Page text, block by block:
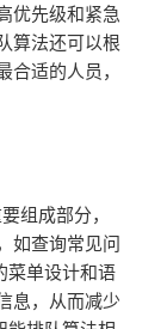
优先级和紧急
算法还可以根
适的人员，
组成部分，
如查询常见问
菜单设计和语
息，从而减少